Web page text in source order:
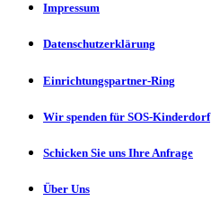
Impressum
Datenschutzerklärung
Einrichtungspartner-Ring
Wir spenden für SOS-Kinderdorf
Schicken Sie uns Ihre Anfrage
Über Uns